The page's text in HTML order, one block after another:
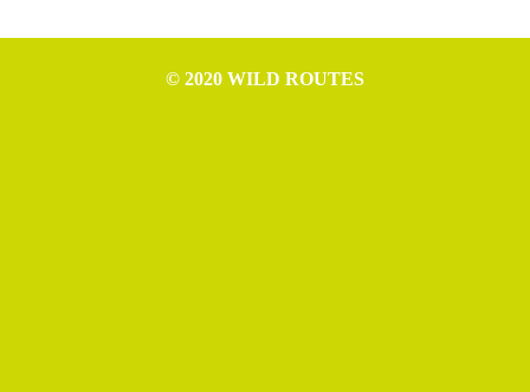
© 2020 WILD ROUTES